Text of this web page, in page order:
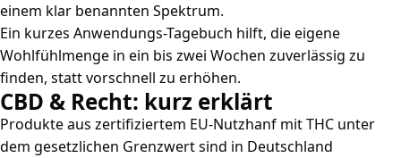
einem klar benannten Spektrum.
Ein kurzes Anwendungs-Tagebuch hilft, die eigene
Wohlfühlmenge in ein bis zwei Wochen zuverlässig zu
finden, statt vorschnell zu erhöhen.
CBD & Recht: kurz erklärt
Produkte aus zertifiziertem EU-Nutzhanf mit THC unter
dem gesetzlichen Grenzwert sind in Deutschland